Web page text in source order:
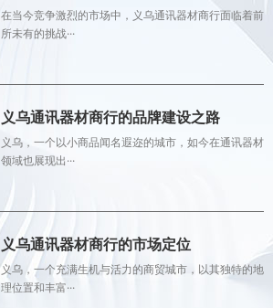
在当今竞争激烈的市场中，义乌通讯器材商行面临着前
所未有的挑战···
义乌通讯器材商行的品牌建设之路
义乌，一个以小商品闻名遐迩的城市，如今在通讯器材
领域也展现出···
义乌通讯器材商行的市场定位
义乌，一个充满生机与活力的商贸城市，以其独特的地
理位置和丰富···